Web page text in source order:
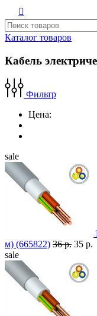

Каталог товаров
Кабель
Фильтр
Цена:
sale
м) (665822) 36 р. 35 р.
sale